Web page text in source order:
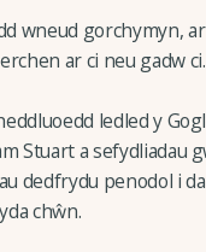
wneud gorchymyn,
ar ci neu gadw ci.
ledled y
Stuart a sefydliadau
dedfrydu penodol i
chŵn.